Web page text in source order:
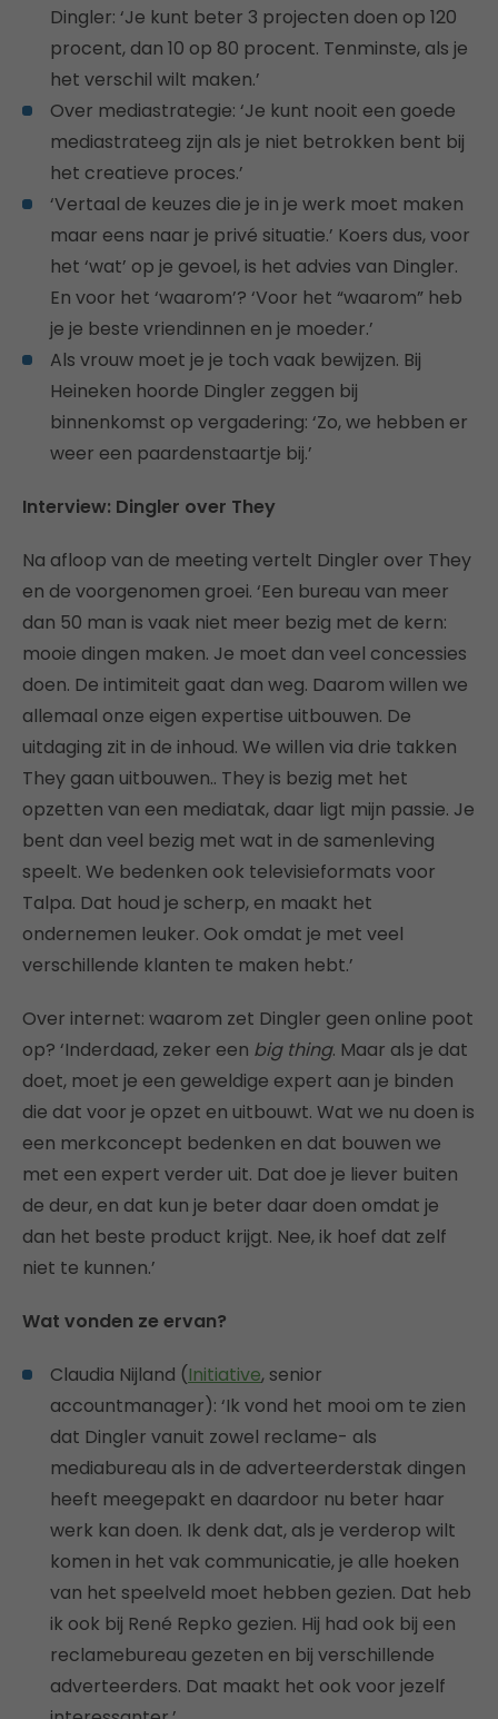
Dingler: ‘Je kunt beter 3 projecten doen op 120
procent, dan 10 op 80 procent. Tenminste, als je
het verschil wilt maken.’
Over mediastrategie: ‘Je kunt nooit een goede
mediastrateeg zijn als je niet betrokken bent bij
het creatieve proces.’
‘Vertaal de keuzes die je in je werk moet maken
maar eens naar je privé situatie.’ Koers dus, voor
het ‘wat’ op je gevoel, is het advies van Dingler.
En voor het ‘waarom’? ‘Voor het “waarom” heb
je je beste vriendinnen en je moeder.’
Als vrouw moet je je toch vaak bewijzen. Bij
Heineken hoorde Dingler zeggen bij
binnenkomst op vergadering: ‘Zo, we hebben er
weer een paardenstaartje bij.’
Interview: Dingler over They
Na afloop van de meeting vertelt Dingler over They
en de voorgenomen groei. ‘Een bureau van meer
dan 50 man is vaak niet meer bezig met de kern:
mooie dingen maken. Je moet dan veel concessies
doen. De intimiteit gaat dan weg. Daarom willen we
allemaal onze eigen expertise uitbouwen. De
uitdaging zit in de inhoud. We willen via drie takken
They gaan uitbouwen.. They is bezig met het
opzetten van een mediatak, daar ligt mijn passie. Je
bent dan veel bezig met wat in de samenleving
speelt. We bedenken ook televisieformats voor
Talpa. Dat houd je scherp, en maakt het
ondernemen leuker. Ook omdat je met veel
verschillende klanten te maken hebt.’
Over internet: waarom zet Dingler geen online poot
op? ‘Inderdaad, zeker een big thing. Maar als je dat
doet, moet je een geweldige expert aan je binden
die dat voor je opzet en uitbouwt. Wat we nu doen is
een merkconcept bedenken en dat bouwen we
met een expert verder uit. Dat doe je liever buiten
de deur, en dat kun je beter daar doen omdat je
dan het beste product krijgt. Nee, ik hoef dat zelf
niet te kunnen.’
Wat vonden ze ervan?
Claudia Nijland (Initiative, senior
accountmanager): ‘Ik vond het mooi om te zien
dat Dingler vanuit zowel reclame- als
mediabureau als in de adverteerderstak dingen
heeft meegepakt en daardoor nu beter haar
werk kan doen. Ik denk dat, als je verderop wilt
komen in het vak communicatie, je alle hoeken
van het speelveld moet hebben gezien. Dat heb
ik ook bij René Repko gezien. Hij had ook bij een
reclamebureau gezeten en bij verschillende
adverteerders. Dat maakt het ook voor jezelf